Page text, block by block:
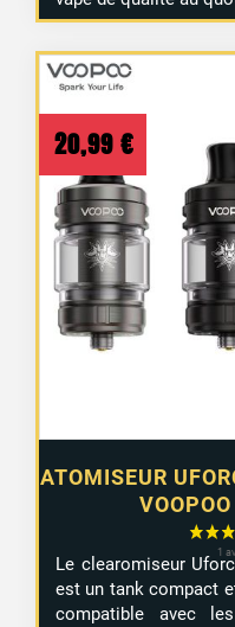
ATOMISEUR
20,99 €
Le clearomiseur
est un tank compact
compatible avec